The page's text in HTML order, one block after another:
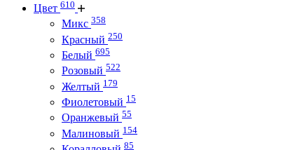
Цвет 610
Микс 358
Красный 250
Белый 695
Розовый 522
Желтый 179
Фиолетовый 15
Оранжевый 55
Малиновый 154
85